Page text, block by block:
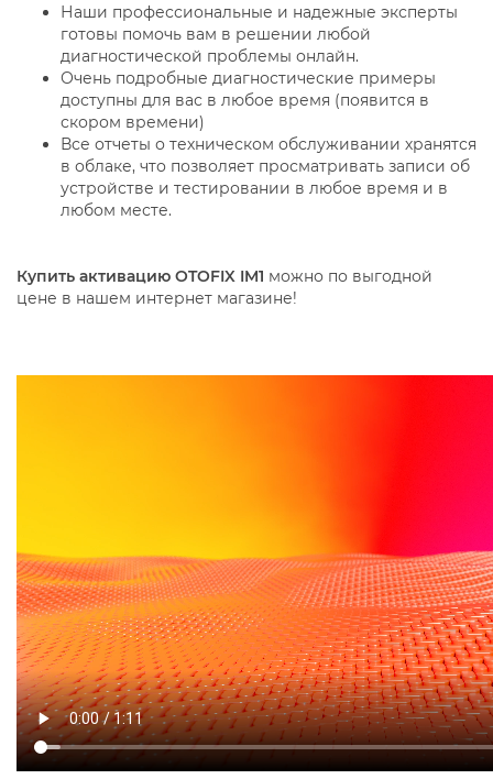
Наши профессиональные и надежные эксперты
готовы помочь вам в решении любой
диагностической проблемы онлайн.
Очень подробные диагностические примеры
доступны для вас в любое время (появится в
скором времени)
Все отчеты о техническом обслуживании хранятся
в облаке, что позволяет просматривать записи об
устройстве и тестировании в любое время и в
любом месте.
Купить активацию OTOFIX IM1 можно по выгодной
цене в нашем интернет магазине!